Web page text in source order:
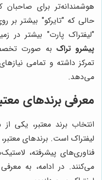
هوشمندانه‌تر برای
حالی که "تایرکو" بیشتر بر
"لیفتراک پارت" بیشتر در
پیشرو تراک به صورت
تمرکز داشته و تمامی
می‌دهد.
معرفی برندهای
انتخاب برند معتبر، یکی
لیفتراک است. برندهای معتبر،
فناوری‌های پیشرفته،
می‌کنند. در ادامه، به